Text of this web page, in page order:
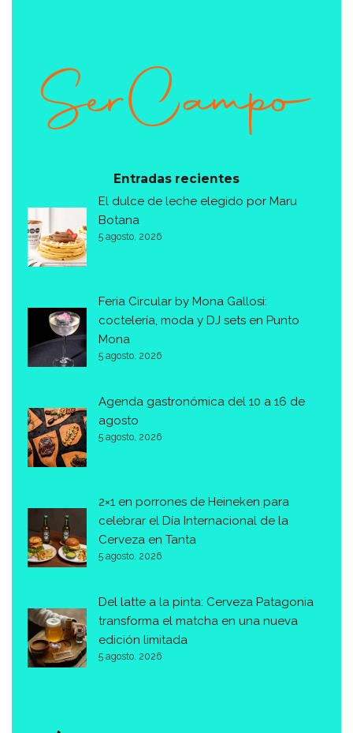
Entradas recientes
El dulce de leche elegido por Maru
Botana
5 agosto, 2026
Feria Circular by Mona Gallosi:
coctelería, moda y DJ sets en Punto
Mona
5 agosto, 2026
Agenda gastronómica del 10 a 16 de
agosto
5 agosto, 2026
2×1 en porrones de Heineken para
celebrar el Día Internacional de la
Cerveza en Tanta
5 agosto, 2026
Del latte a la pinta: Cerveza Patagonia
transforma el matcha en una nueva
edición limitada
5 agosto, 2026